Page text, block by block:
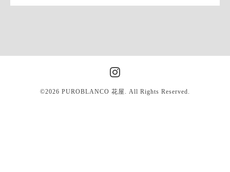
©2026 PUROBLANCO 花屋 . All Rights Reserved.